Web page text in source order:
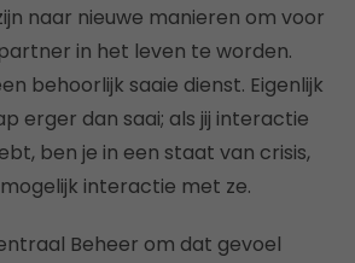
naar nieuwe manieren om voor
in het leven te worden.
behoorlijk saaie dienst. Eigenlijk
erger dan saai; als jij interactie
ben je in een staat van crisis,
interactie met ze.
Beheer om dat gevoel